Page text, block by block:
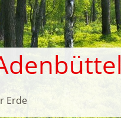
Erde